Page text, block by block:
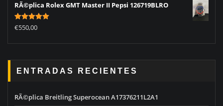
RÃ©plica Rolex GMT Master II Pepsi 126719BLRO
Rated5.00
out of 5
€550,00
ENTRADAS RECIENTES
RÃ©plica Breitling Superocean A17376211L2A1